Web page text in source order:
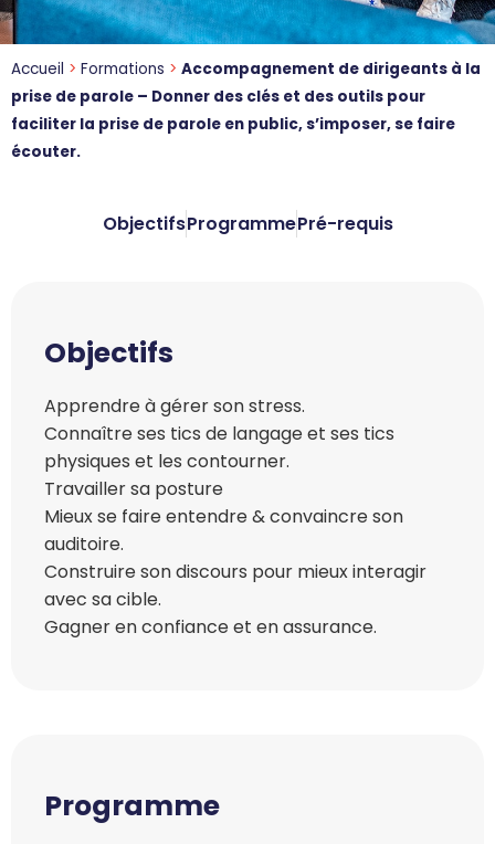
Accueil > Formations > Accompagnement de dirigeants à la
prise de parole – Donner des clés et des outils pour
faciliter la prise de parole en public, s’imposer, se faire
écouter.
ObjectifsProgrammePré-requis
Objectifs
Apprendre à gérer son stress.
Connaître ses tics de langage et ses tics
physiques et les contourner.
Travailler sa posture
Mieux se faire entendre & convaincre son
auditoire.
Construire son discours pour mieux interagir
avec sa cible.
Gagner en confiance et en assurance.
Programme